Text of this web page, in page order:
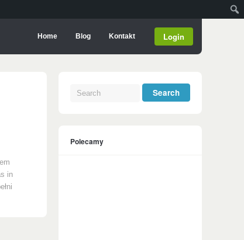
Home Blog Kontakt Login
in
Polecamy